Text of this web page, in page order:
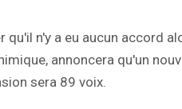
n'y a eu aucun accord
annoncera qu'un
sera 89 voix.